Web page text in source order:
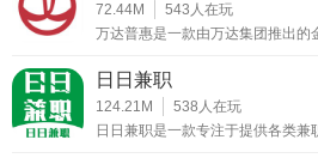
强孩子的阅读兴趣和想象力。
童视力，保障网络安全。
【易卡通内容】
72.44M 543 人在玩
万达普惠是一款由万达集团推出的
日日兼职
124.21M 538 人在玩
日日兼职是一款专注于提供各类兼